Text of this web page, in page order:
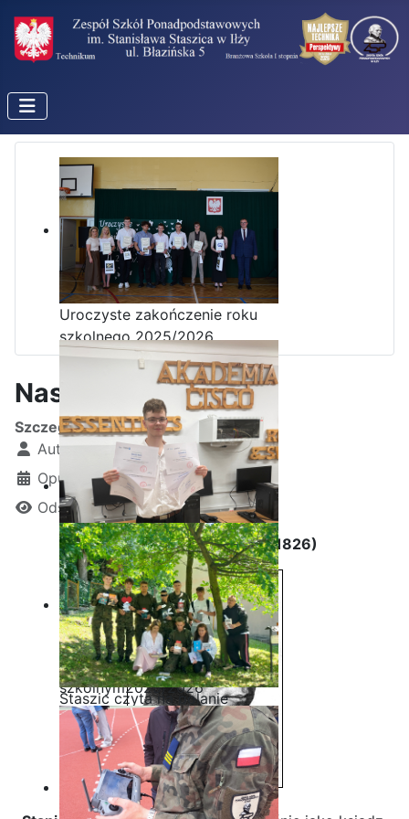
Uroczyste zakończenie roku
szkolnego 2025/2026
Ostatnia garść certyfikatów
Akademii CISCO w roku
szkolnym2025/2026
Staszic czyta na polanie
Nasz patron
Szczegóły
Autor:
Kamil Krosta
Opublikowano: 14 grudzień 2022
Odsłon: 4489
Stanisław Staszic (1755 - 1826)